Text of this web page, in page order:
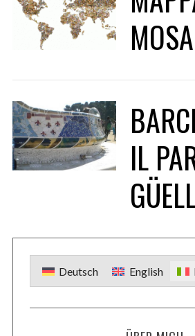
IL
Deutsch English